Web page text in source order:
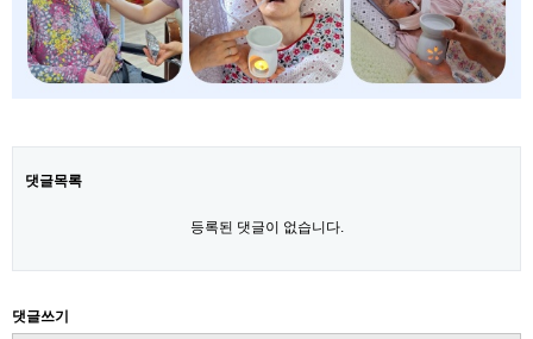
댓글목록
등록된 댓글이 없습니다.
댓글쓰기